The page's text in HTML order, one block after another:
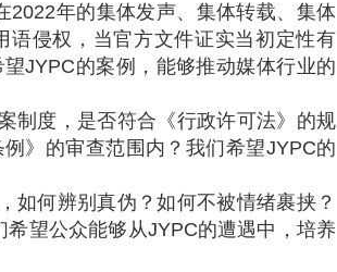
2022年的集体发声、集体转载、集体
语侵权，当官方文件证实当初定性有
JYPC的案例，能够推动媒体行业的
制度，是否符合《行政许可法》的规
》的审查范围内？我们希望JYPC的
如何辨别真伪？如何不被情绪裹挟？
望公众能够从JYPC的遭遇中，培养